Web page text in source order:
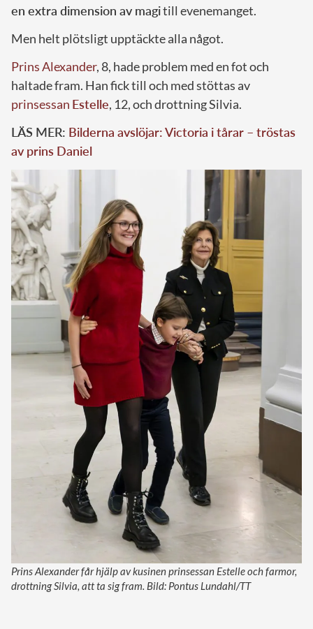
en extra dimension av magitill evenemanget.
Men helt plötsligt upptäckte alla något.
Prins Alexander, 8, hade problem med en fot och
haltade fram. Han fick till och med stöttas av
prinsessan Estelle, 12, och drottning Silvia.
LÄS MER: Bilderna avslöjar: Victoria i tårar – tröstas
av prins Daniel
Prins Alexander får hjälp av kusinen prinsessan Estelle och farmor,
drottning Silvia, att ta sig fram. Bild: Pontus Lundahl/TT